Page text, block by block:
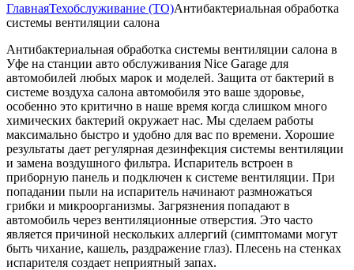
ГлавнаяТехобслуживание (ТО)Антибактериальная обработка
системы вентиляции салона
Антибактериальная обработка системы вентиляции салона в
Уфе на станции авто обслуживания Nice Garage для
автомобилей любых марок и моделей. Защита от бактерий в
системе воздуха салона автомобиля это ваше здоровье,
особенно это критично в наше время когда слишком много
химических бактерий окружает нас. Мы сделаем работы
максимально быстро и удобно для вас по времени. Хорошие
результаты дает регулярная дезинфекция системы вентиляции
и замена воздушного фильтра. Испаритель встроен в
приборную панель и подключен к системе вентиляции. При
попадании пыли на испаритель начинают размножаться
грибки и микроорганизмы. Загрязнения попадают в
автомобиль через вентиляционные отверстия. Это часто
является причиной нескольких аллергий (симптомами могут
быть чихание, кашель, раздражение глаз). Плесень на стенках
испарителя создает неприятный запах.